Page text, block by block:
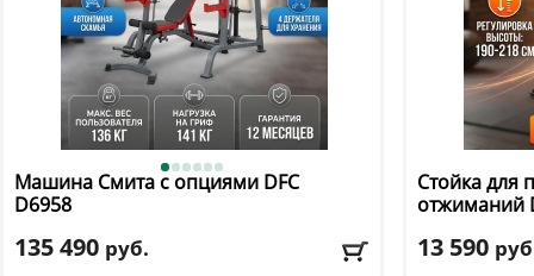
Машина Смита с опциями DFC
D6958
135 490 руб.
Стойка для
отжиманий
13 590